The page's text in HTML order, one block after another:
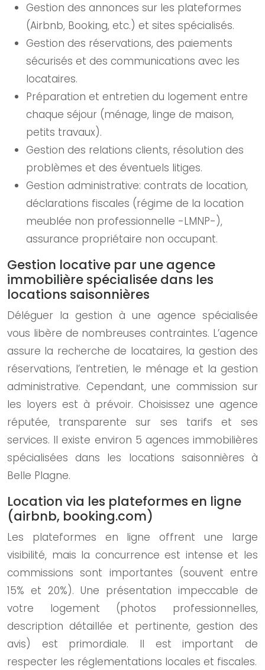
Gestion des annonces sur les plateformes
(Airbnb, Booking, etc.) et sites spécialisés.
Gestion des réservations, des paiements
sécurisés et des communications avec les
locataires.
Préparation et entretien du logement entre
chaque séjour (ménage, linge de maison,
petits travaux).
Gestion des relations clients, résolution des
problèmes et des éventuels litiges.
Gestion administrative: contrats de location,
déclarations fiscales (régime de la location
meublée non professionnelle -LMNP-),
assurance propriétaire non occupant.
Gestion locative par une agence
immobilière spécialisée dans les
locations saisonnières
Déléguer la gestion à une agence spécialisée
vous libère de nombreuses contraintes. L’agence
assure la recherche de locataires, la gestion des
réservations, l’entretien, le ménage et la gestion
administrative. Cependant, une commission sur
les loyers est à prévoir. Choisissez une agence
réputée, transparente sur ses tarifs et ses
services. Il existe environ 5 agences immobilières
spécialisées dans les locations saisonnières à
Belle Plagne.
Location via les plateformes en ligne
(airbnb, booking.com)
Les plateformes en ligne offrent une large
visibilité, mais la concurrence est intense et les
commissions sont importantes (souvent entre
15% et 20%). Une présentation impeccable de
votre logement (photos professionnelles,
description détaillée et pertinente, gestion des
avis) est primordiale. Il est important de
respecter les réglementations locales et fiscales.